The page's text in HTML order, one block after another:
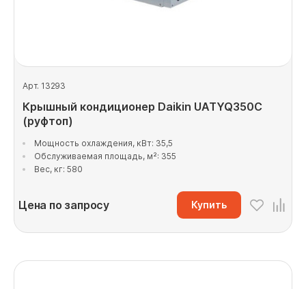
Арт. 13293
Крышный кондиционер Daikin UATYQ350C
(руфтоп)
Мощность охлаждения, кВт: 35,5
Обслуживаемая площадь, м²: 355
Вес, кг: 580
Цена по запросу Купить